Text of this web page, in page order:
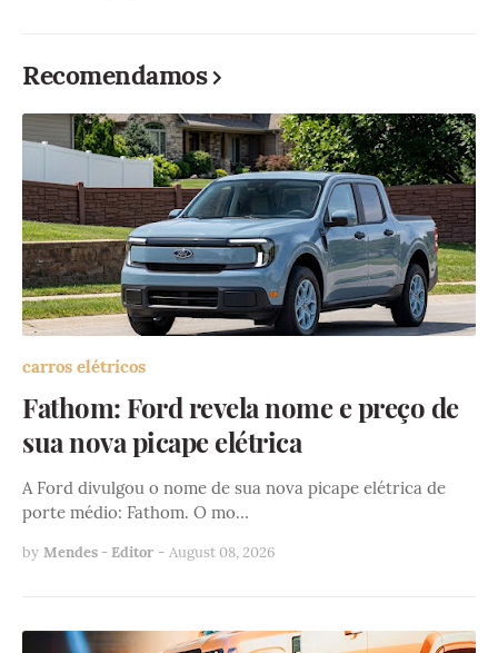
Recomendamos
carros elétricos
Fathom: Ford revela nome e preço de
sua nova picape elétrica
A Ford divulgou o nome de sua nova picape elétrica de
porte médio: Fathom. O mo…
by Mendes - Editor - August 08, 2026